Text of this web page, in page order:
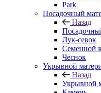
Park
Посадочный
Назад
Лук-севок
Семенной
Чеснок
Укрывной
Назад
Укрывной